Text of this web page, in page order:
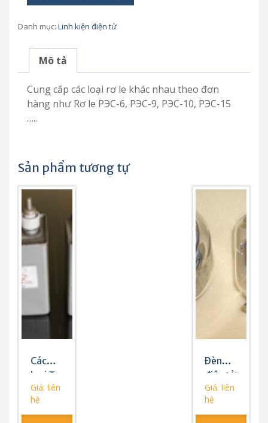
lượng
Danh mục: Linh kiện điện tử
Mô tả
Cung cấp các loại rơ le khác nhau theo đơn
hàng như Rơ le РЭС-6, РЭС-9, РЭС-10, РЭС-15
…..
Sản phẩm tương tự
Các
loại Tụ
điện
Giá: liên
hệ
Đèn
điện tử
Giá: liên
hệ